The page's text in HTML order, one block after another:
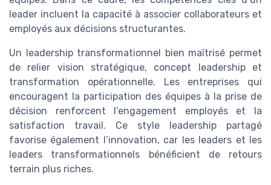
leader incluent la capacité à associer collaborateurs et
employés aux décisions structurantes.
Un leadership transformationnel bien maîtrisé permet
de relier vision stratégique, concept leadership et
transformation opérationnelle. Les entreprises qui
encouragent la participation des équipes à la prise de
décision renforcent l’engagement employés et la
satisfaction travail. Ce style leadership partagé
favorise également l’innovation, car les leaders et les
leaders transformationnels bénéficient de retours
terrain plus riches.